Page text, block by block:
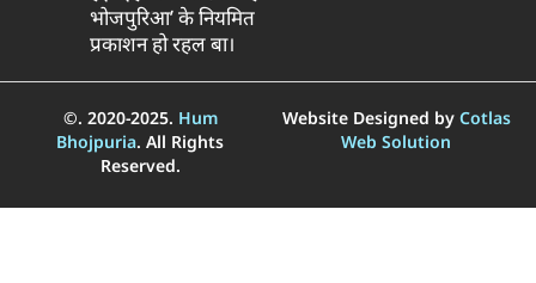
भोजपुरिआ’ के नियमित
प्रकाशन हो रहल बा।
©. 2020-2025. Hum
Bhojpuria. All Rights
Reserved.
Website Designed by Cotlas
Web Solution